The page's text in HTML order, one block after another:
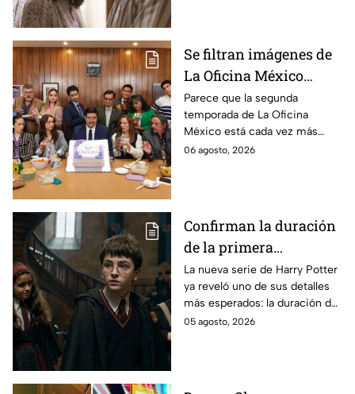
Se filtran imágenes de
La Oficina México
temporada 2 y un
detalle desata teorías
entre los fans
Parece que la segunda
temporada de La Oficina
México está cada vez más
cerca, pues el elenco ya se
06 agosto, 2026
Confirman la duración
de la primera
temporada de Harry
Potter y emocionará a
los fans de los libros
La nueva serie de Harry Potter
ya reveló uno de sus detalles
más esperados: la duración de
la primera temporada basada
05 agosto, 2026